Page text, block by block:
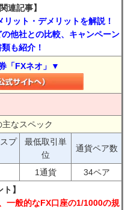
連記事】
ット・デメリットを解説！
他社との比較、キャンペーン
も紹介！
「FXネオ」▼
なスペック
プ
最低取引単
位
通貨ペア数
1通貨
34ペア
】
一般的なFX口座の1/1000の規